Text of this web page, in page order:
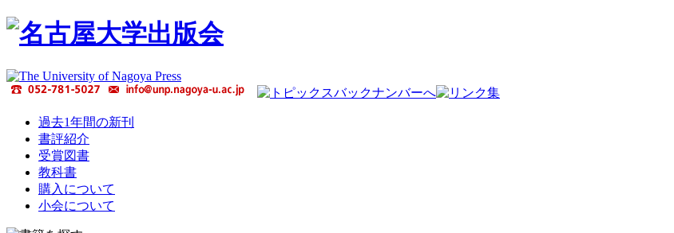
過去1年間の新刊
書評紹介
受賞図書
教科書
購入について
小会について